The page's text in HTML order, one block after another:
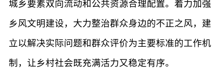
城乡要素双向流动和公共资源合理配置。着力加强
乡风文明建设，大力整治群众身边的不正之风，建
立以解决实际问题和群众评价为主要标准的工作机
制，让乡村社会既充满活力又稳定有序。